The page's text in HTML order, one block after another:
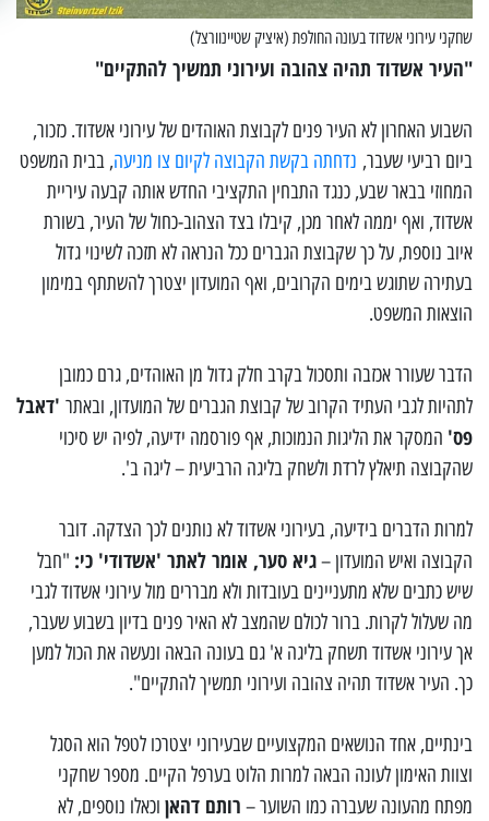
שחקני עירוני אשדוד בעונה החולפת (איציק שטיינוורצל)
"העיר אשדוד תהיה צהובה ועירוני תמשיך להתקיים"
השבוע האחרון לא העיר פנים לקבוצת האוהדים של עירוני אשדוד. כזכור,
ביום רביעי שעבר, נדחתה בקשת הקבוצה לקיום צו מניעה, בבית המשפט
המחוזי בבאר שבע, כנגד התבחין התקציבי החדש אותה קבעה עיריית
אשדוד, ואף יממה לאחר מכן, קיבלו בצד הצהוב-כחול של העיר, בשורת
איוב נוספת, על כך שקבוצת הגברים ככל הנראה לא תזכה לשינוי גדול
בעתירה שתוגש בימים הקרובים, ואף המועדון יצטרך להשתתף במימון
הוצאות המשפט.
הדבר שעורר אכזבה ותסכול בקרב חלק גדול מן האוהדים, גרם כמובן
לתהיות לגבי העתיד הקרוב של קבוצת הגברים של המועדון, ובאתר 'דאבל
פס' המסקר את הליגות הנמוכות, אף פורסמה ידיעה, לפיה יש סיכוי
שהקבוצה תיאלץ לרדת ולשחק בליגה הרביעית – ליגה ב'.
למרות הדברים בידיעה, בעירוני אשדוד לא נותנים לכך הצדקה. דובר
הקבוצה ואיש המועדון –גיא סער, אומר לאתר 'אשדודי' כי: "חבל
שיש כתבים שלא מתעניינים בעובדות ולא מבררים מול עירוני אשדוד לגבי
מה שעלול לקרות. ברור לכולם שהמצב לא האיר פנים בדיון בשבוע שעבר,
אך עירוני אשדוד תשחק בליגה א' גם בעונה הבאה ונעשה את הכול למען
כך. העיר אשדוד תהיה צהובה ועירוני תמשיך להתקיים".
בינתיים, אחד הנושאים המקצועיים שבעירוני יצטרכו לטפל הוא הסגל
וצוות האימון לעונה הבאה למרות הלוט בערפל הקיים. מספר שחקני
מפתח מהעונה שעברה כמו השוער – רותם דהאן וכאלו נוספים, לא